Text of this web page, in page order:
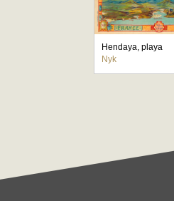
Hendaya, playa
Nyk